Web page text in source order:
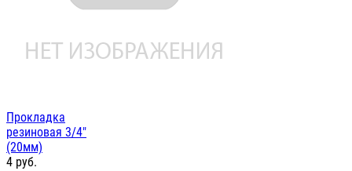
Прокладка
резиновая 3/4"
(20мм)
4 руб.